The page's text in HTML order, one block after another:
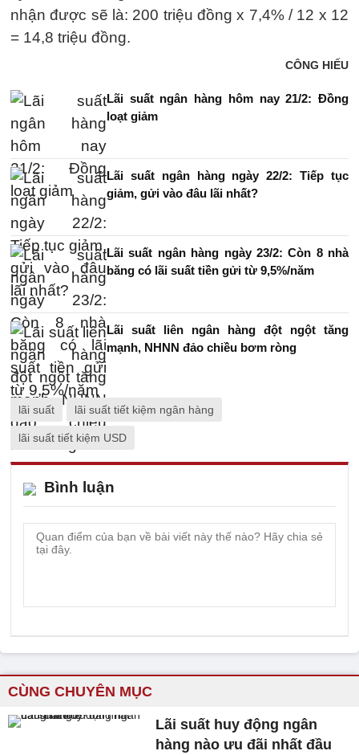
nhận được sẽ là: 200 triệu đồng x 7,4% / 12 x 12
= 14,8 triệu đồng.
CÔNG HIẾU
Lãi suất ngân hàng hôm nay 21/2: Đồng
loạt giảm
Lãi suất ngân hàng ngày 22/2: Tiếp tục
giảm, gửi vào đâu lãi nhất?
Lãi suất ngân hàng ngày 23/2: Còn 8 nhà
băng có lãi suất tiền gửi từ 9,5%/năm
Lãi suất liên ngân hàng đột ngột tăng
mạnh, NHNN đảo chiều bơm ròng
lãi suất lãi suất tiết kiệm ngân hàng
lãi suất tiết kiệm USD
Bình luận
CÙNG CHUYÊN MỤC
Lãi suất huy động ngân
hàng nào ưu đãi nhất đầu